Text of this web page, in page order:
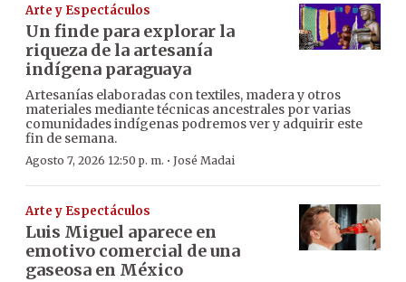
Arte y Espectáculos
Un finde para explorar la
riqueza de la artesanía
indígena paraguaya
Artesanías elaboradas con textiles, madera y otros
materiales mediante técnicas ancestrales por varias
comunidades indígenas podremos ver y adquirir este
fin de semana.
Agosto 7, 2026 12:50 p. m. · José Madai
Arte y Espectáculos
Luis Miguel aparece en
emotivo comercial de una
gaseosa en México